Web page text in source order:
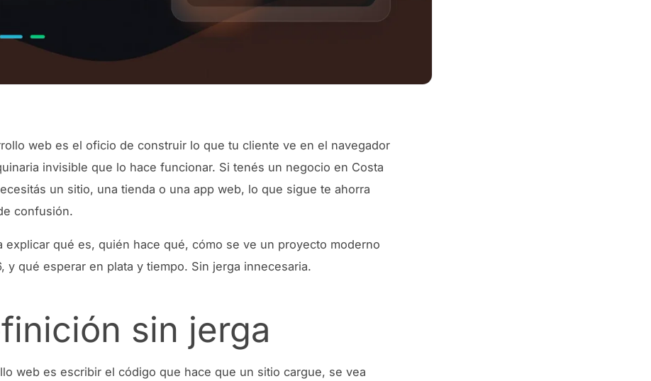
web es el oficio de construir lo que tu cliente ve en el navegador
invisible que lo hace funcionar. Si tenés un negocio en Costa
un sitio, una tienda o una app web, lo que sigue te ahorra
confusión.
explicar qué es, quién hace qué, cómo se ve un proyecto moderno
y qué esperar en plata y tiempo. Sin jerga innecesaria.
sin jerga
web es escribir el código que hace que un sitio cargue, se vea